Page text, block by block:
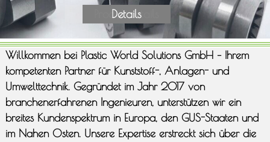
Details
Produktdetails
Willkommen bei Plastic World Solutions GmbH – Ihrem
kompetenten Partner für Kunststoff-, Anlagen- und
Umwelttechnik. Gegründet im Jahr 2017 von
branchenerfahrenen Ingenieuren, unterstützen wir ein
breites Kundenspektrum in Europa, den GUS-Staaten und
im Nahen Osten. Unsere Expertise erstreckt sich über die